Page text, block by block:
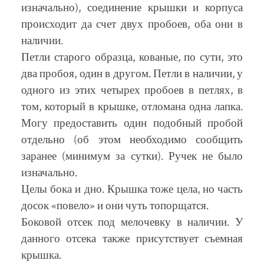
изначально), соединение крышки и корпуса
происходит да счет двух пробоев, оба они в
наличии.
Петли старого образца, кованые, по сути, это
два пробоя, один в другом. Петли в наличии, у
одного из этих четырех пробоев в петлях, в
том, который в крышке, отломана одна лапка.
Могу предоставить один подобный пробой
отдельно (об этом необходимо сообщить
заранее (минимум за сутки). Ручек не было
изначально.
Целы бока и дно. Крышка тоже цела, но часть
досок «повело» и они чуть топорщатся.
Боковой отсек под мелочевку в наличии. У
данного отсека также присутствует съемная
крышка.